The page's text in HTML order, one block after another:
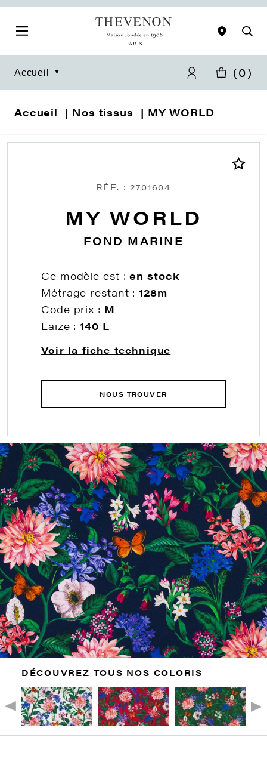
Accueil (0)
Accueil Nos tissus MY WORLD
RÉF. : 2701604
MY WORLD
FOND MARINE
Ce modèle est :en stock
Métrage restant :128m
Code prix : M
Laize :140 L
Voir la fiche technique
NOUS TROUVER
DÉCOUVREZ TOUS NOS COLORIS